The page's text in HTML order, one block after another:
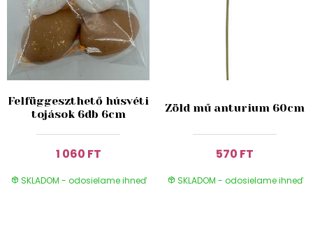
Felfüggeszthető húsvéti
tojások 6db 6cm
1 060 FT
SKLADOM - odosielame ihneď
Zöld mű anturium 60cm
570 FT
SKLADOM - odosielame ihneď